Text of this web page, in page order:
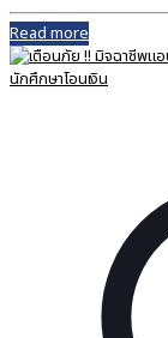
Read more